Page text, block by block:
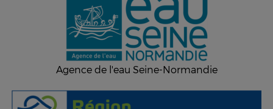
Agence de l'eau Seine-Normandie